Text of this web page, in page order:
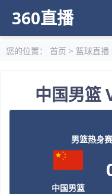
360直播
您的位置： 首页 > 篮球直播
中国男篮
男篮热身
中国男篮